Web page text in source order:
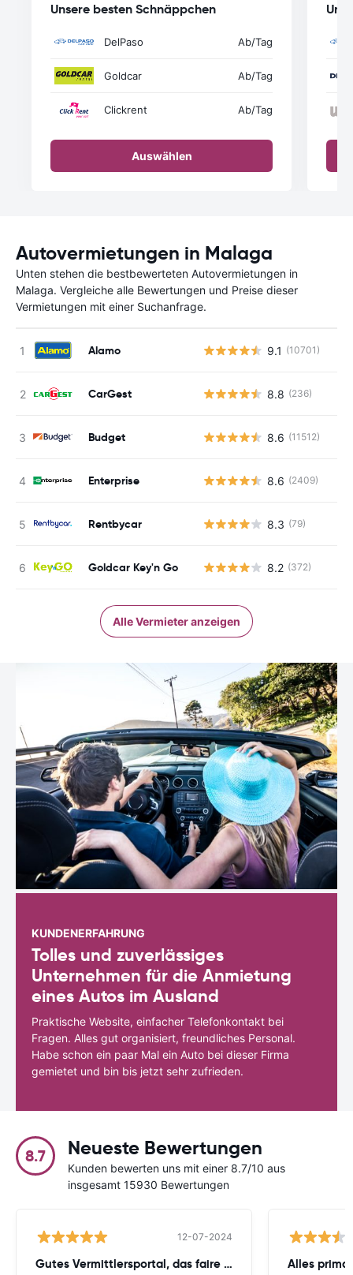
Unsere besten Schnäppchen
DelPaso Ab/Tag
Goldcar Ab/Tag
Clickrent Ab/Tag
Auswählen
Autovermietungen in Malaga
Unten stehen die bestbewerteten Autovermietungen in
Malaga. Vergleiche alle Bewertungen und Preise dieser
Vermietungen mit einer Suchanfrage.
Alamo 9.1 (10701)
CarGest 8.8 (236)
Budget 8.6 (11512)
Enterprise 8.6 (2409)
Rentbycar 8.3 (79)
Goldcar Key'n Go 8.2 (372)
Alle Vermieter anzeigen
KUNDENERFAHRUNG
Tolles und zuverlässiges
Unternehmen für die Anmietung
eines Autos im Ausland
Praktische Website, einfacher Telefonkontakt bei
Fragen. Alles gut organisiert, freundliches Personal.
Habe schon ein paar Mal ein Auto bei dieser Firma
gemietet und bin bis jetzt sehr zufrieden.
8.7 Neueste Bewertungen
Kunden bewerten uns mit einer 8.7/10 aus
insgesamt 15930 Bewertungen
12-07-2024
Gutes Vermittlersportal, das faire Preise Alles